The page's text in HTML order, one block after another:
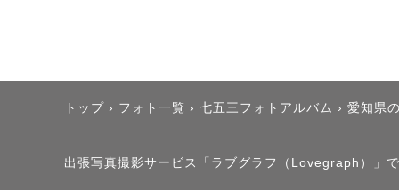
トップ › フォト一覧 › 七五三フォトアルバム › 愛知県
出張写真撮影サービス「ラブグラフ（Lovegraph）」